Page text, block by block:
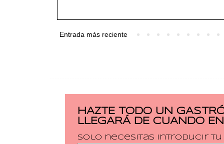
Entrada más reciente
HAZTE TODO UN
LLEGARÁ DE CUANDO
Solo necesitas introducir